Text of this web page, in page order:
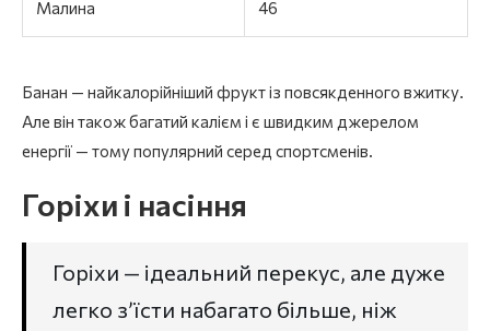
Малина 46
Банан — найкалорійніший фрукт із повсякденного вжитку.
Але він також багатий калієм і є швидким джерелом
енергії — тому популярний серед спортсменів.
Горіхи і насіння
Горіхи — ідеальний перекус, але дуже
легко з’їсти набагато більше, ніж